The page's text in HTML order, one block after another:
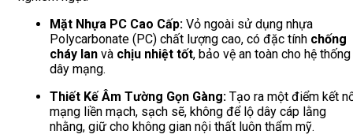
Mặt Nhựa PC Cao Cấp: Vỏ ngoài sử dụng nhựa
Polycarbonate (PC) chất lượng cao, có đặc tính chống
cháy lan và chịu nhiệt tốt, bảo vệ an toàn cho hệ thống
dây mạng.
Thiết Kế Âm Tường Gọn Gàng: Tạo ra một điểm kết
mạng liền mạch, sạch sẽ, không để lộ dây cáp lằng
nhằng, giữ cho không gian nội thất luôn thẩm mỹ.